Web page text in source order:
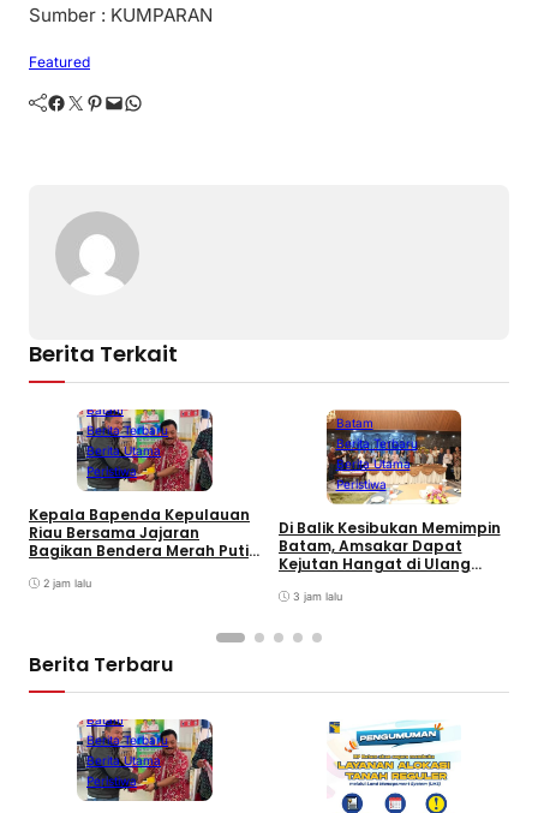
Sumber : KUMPARAN
Featured
Facebook Twitter Pinterest Mail WhatsApp
Berita Terkait
Batam
Berita Terbaru
Berita Utama
Peristiwa
Kepala Bapenda Kepulauan
Riau Bersama Jajaran
Bagikan Bendera Merah Putih
Bermotor di Kantor Samsat
2 jam lalu
Batam
Berita Terbaru
Berita Utama
Peristiwa
Di Balik Kesibukan Memimpin
Batam, Amsakar Dapat
Kejutan Hangat di Ulang
3 jam lalu
Berita Terbaru
Batam
Berita Terbaru
Berita Utama
Peristiwa